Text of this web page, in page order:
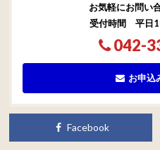
お気軽にお問い
受付時間 平日
042-
お申込
Facebook